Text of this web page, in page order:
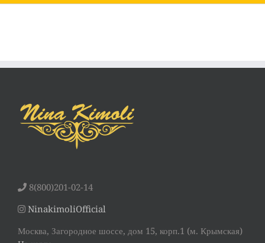
8(800)201-02-14
NinakimoliOfficial
Москва, Загородное шоссе, дом 15, корп.1 (м. Крымская)